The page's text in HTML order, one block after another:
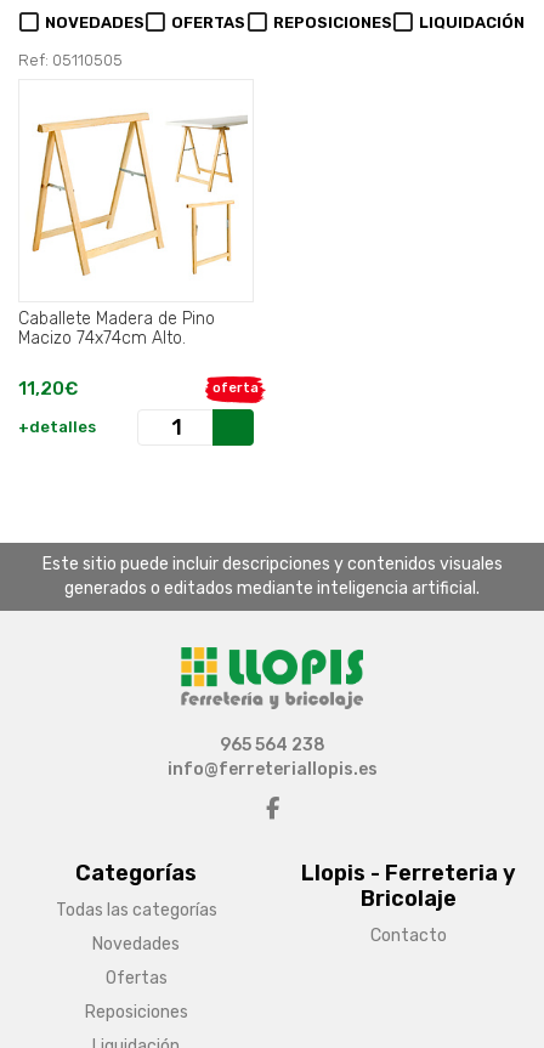
NOVEDADES OFERTAS REPOSICIONES LIQUIDACIÓN
Ref: 05110505
Caballete Madera de Pino
Macizo 74x74cm Alto.
oferta
11,20€
+detalles
Este sitio puede incluir descripciones y contenidos visuales
generados o editados mediante inteligencia artificial.
Categorías
Todas las categorías
Novedades
Ofertas
Reposiciones
Llopis - Ferreteria y
Bricolaje
Contacto
965 564 238
info@ferreteriallopis.es